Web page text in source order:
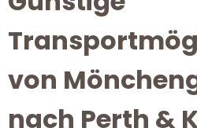
von
nach Perth &